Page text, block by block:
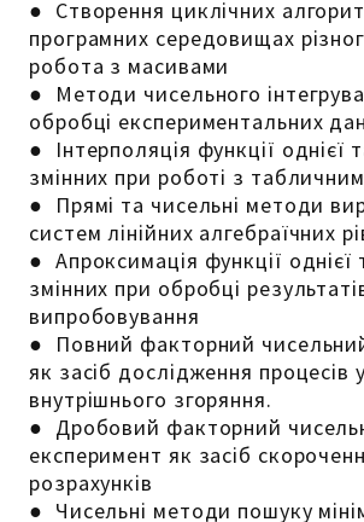
● Створення циклічних
програмних середовищах
робота з масивами
● Методи чисельного
обробці експериментальних
● Інтерполяція функції однієї
змінних при роботі з
● Прямі та чисельні методи
систем лінійних алгебраїчних
● Апроксимація функції однієї
змінних при обробці
випробовування
● Повний факторний
як засіб дослідження процесів
внутрішнього згоряння.
● Дробовий факторний
експеримент як засіб
розрахунків
● Чисельні методи пошуку